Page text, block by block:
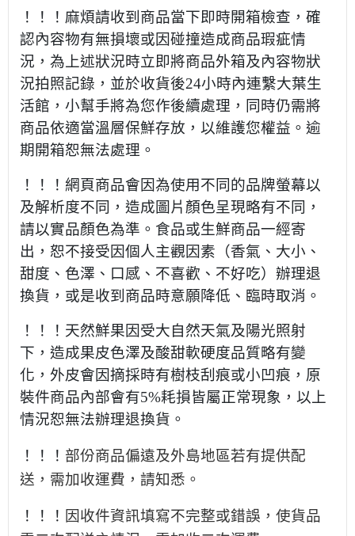
！！！麻煩請收到商品當下即時開箱檢查，確
認內容物有無損壞或因碰撞造成商品瑕疵情
況，為上述狀況時立即將商品外箱及內容物狀
況拍照記錄，並於收貨後24小時內連繫大葉生
活館，小幫手將為您作後續處理，同時仍需將
商品依適當溫層保鮮存放，以維護您權益。逾
期開箱恕無法處理。
！！！網頁商品會因為使用不同的品牌螢幕以
及解析度不同，造成圖片顏色呈現略有不同，
請以實品顏色為準。食品或生鮮商品一經寄
出，恕不接受因個人主觀因素（香氣、大小、
甜度、色澤、口感、不喜歡、不好吃）辦理退
換貨，或是收到商品時意願降低、臨時取消。
！！！天然鮮果因受大自然天氣及陽光照射
下，造成果皮色澤及酸甜軟硬度品質略有變
化，外皮會因摘採時有樹枝刮痕或小凹痕，原
裝件商品內部會有5%耗損皆屬正常現象，以上
情況恕無法辦理退換貨。
！！！ 部份商品偏遠及外島地區若有提供配
送，需加收運費，請知悉。
！！！ 因收件資訊填寫不完整或錯誤，使貨品